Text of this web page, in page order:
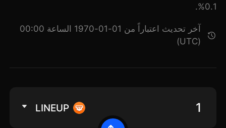
0.1%.
آخر تحديث اعتباراً من 01-01-1970 الساعة 00:00
(UTC)
LINEUP